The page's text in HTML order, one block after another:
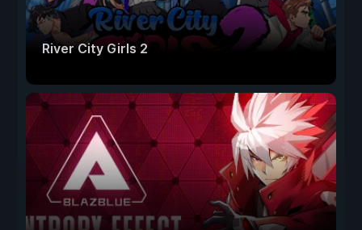
River City Girls 2